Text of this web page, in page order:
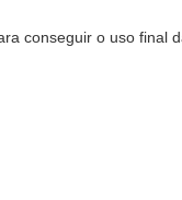
conseguir o uso final